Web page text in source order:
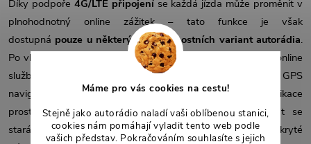
Máme pro vás cookies na cestu!
Stejně jako autorádio naladí vaši oblíbenou stanici,
cookies nám pomáhají vyladit tento web podle
vašich představ. Pokračováním souhlasíte s jejich
Díky podpoře 4G/LTE připojení se každá jízda může proměnit v
plnohodnotný online zážitek – tato funkce je však
dostupná pouze u některých výkonnostních variant autorádia.
Po vložení
datové SIM karty umožňuje autorádio využívat online
služby, jako je streamování hudby z internetu, online GPS
navigace s aktuální dopravní situací nebo komunikace
prostřednictvím aplikací. O rychlý a stabilní přenos dat se
stará
externí 4G anténa, kterou lze diskrétně umístit na skryté